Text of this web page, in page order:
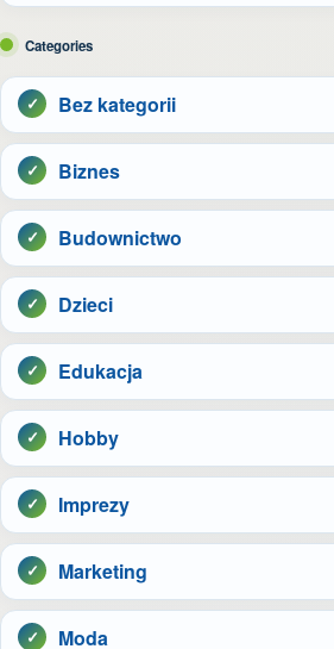
Categories
Bez kategorii
Biznes
Budownictwo
Dzieci
Edukacja
Hobby
Imprezy
Marketing
Moda